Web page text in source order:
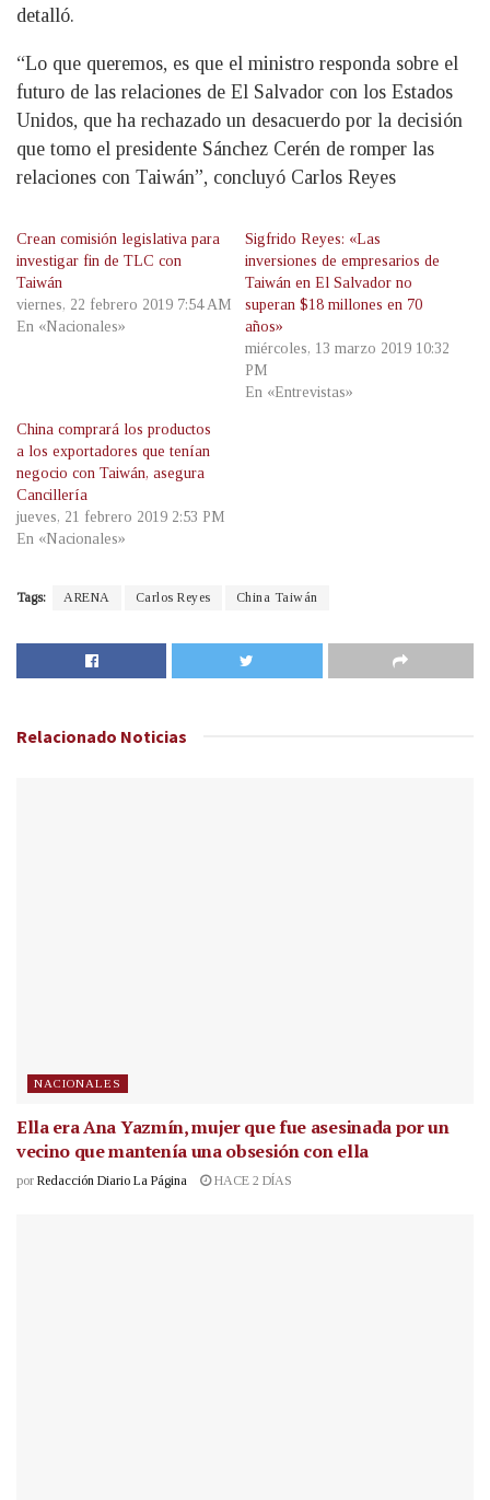
detalló.
“Lo que queremos, es que el ministro responda sobre el
futuro de las relaciones de El Salvador con los Estados
Unidos, que ha rechazado un desacuerdo por la decisión
que tomo el presidente Sánchez Cerén de romper las
relaciones con Taiwán”, concluyó Carlos Reyes
Crean comisión legislativa para
investigar fin de TLC con
Taiwán
viernes, 22 febrero 2019 7:54 AM
En «Nacionales»
Sigfrido Reyes: «Las
inversiones de empresarios de
Taiwán en El Salvador no
superan $18 millones en 70
años»
miércoles, 13 marzo 2019 10:32
PM
En «Entrevistas»
China comprará los productos
a los exportadores que tenían
negocio con Taiwán, asegura
Cancillería
jueves, 21 febrero 2019 2:53 PM
En «Nacionales»
Tags: ARENA Carlos Reyes China Taiwán
Relacionado Noticias
NACIONALES
Ella era Ana Yazmín, mujer que fue asesinada por un
vecino que mantenía una obsesión con ella
por Redacción Diario La Página HACE 2 DÍAS